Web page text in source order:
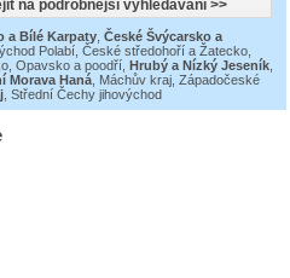
a Bílé Karpaty, České Švýcarsko a
Polabí, České středohoří a Žatecko,
Opavsko a poodří, Hrubý a Nízký Jeseník,
Morava Haná, Máchův kraj, Západočeské
, Střední Čechy jihovýchod